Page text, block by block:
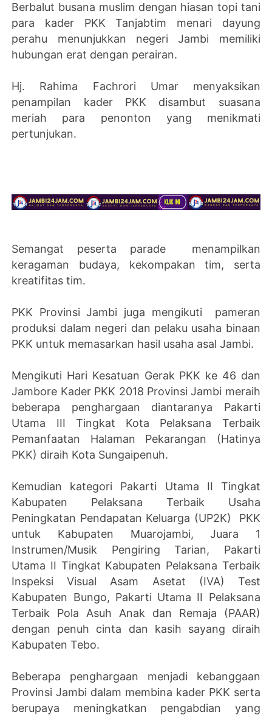
Berbalut busana muslim dengan hiasan topi tani
para kader PKK Tanjabtim menari dayung
perahu menunjukkan negeri Jambi memiliki
hubungan erat dengan perairan.
Hj. Rahima Fachrori Umar menyaksikan
penampilan kader PKK disambut suasana
meriah para penonton yang menikmati
pertunjukan.
Semangat peserta parade menampilkan
keragaman budaya, kekompakan tim, serta
kreatifitas tim.
PKK Provinsi Jambi juga mengikuti pameran
produksi dalam negeri dan pelaku usaha binaan
PKK untuk memasarkan hasil usaha asal Jambi.
Mengikuti Hari Kesatuan Gerak PKK ke 46 dan
Jambore Kader PKK 2018 Provinsi Jambi meraih
beberapa penghargaan diantaranya Pakarti
Utama III Tingkat Kota Pelaksana Terbaik
Pemanfaatan Halaman Pekarangan (Hatinya
PKK) diraih Kota Sungaipenuh.
Kemudian kategori Pakarti Utama II Tingkat
Kabupaten Pelaksana Terbaik Usaha
Peningkatan Pendapatan Keluarga (UP2K) PKK
untuk Kabupaten Muarojambi, Juara 1
Instrumen/Musik Pengiring Tarian, Pakarti
Utama II Tingkat Kabupaten Pelaksana Terbaik
Inspeksi Visual Asam Asetat (IVA) Test
Kabupaten Bungo, Pakarti Utama II Pelaksana
Terbaik Pola Asuh Anak dan Remaja (PAAR)
dengan penuh cinta dan kasih sayang diraih
Kabupaten Tebo.
Beberapa penghargaan menjadi kebanggaan
Provinsi Jambi dalam membina kader PKK serta
berupaya meningkatkan pengabdian yang